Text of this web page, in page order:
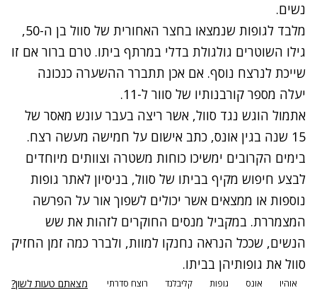
נשים.
מלבד לגופות שנמצאו בחצר האחורית של סוול בן ה-50,
גילו השוטרים גולגולת בדלי במרתף ביתו. טרם ברור אם זו
שייכת לנרצח נוסף. אם אכן תתברר ההשערה כנכונה
יעלה מספר קורבנותיו של סוור ל-11.
אתמול הוגש נגד סוול, אשר ריצה בעבר עונש מאסר של
15 שנה בגין אונס, כתב אישום על חמישה מעשה רצח.
בימים הקרובים ימשיכו כוחות משטרה וצוותים מיוחדים
לבצע חיפוש מקיף בביתו של סוול, בניסיון לאתר גופות
נוספות או ממצאים אשר יכולים לשפוך אור על הפרשה
המצמררת. במקביל מנסים החוקרים לזהות את שש
הנשים, שככל הנראה נחנקו למוות, ולברר כמה זמן החזיק
סוול את גופותיהן בביתו.
אוהיו אונס גופות קליבלנד רוצח סדרתי מצאתם טעות לשון?